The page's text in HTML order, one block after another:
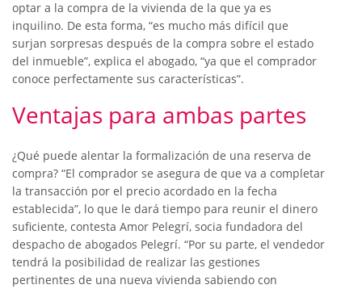
optar a la compra de la vivienda de la que ya es
inquilino. De esta forma, “es mucho más difícil que
surjan sorpresas después de la compra sobre el estado
del inmueble”, explica el abogado, “ya que el comprador
conoce perfectamente sus características”.
Ventajas para ambas partes
¿Qué puede alentar la formalización de una reserva de
compra? “El comprador se asegura de que va a completar
la transacción por el precio acordado en la fecha
establecida”, lo que le dará tiempo para reunir el dinero
suficiente, contesta Amor Pelegrí, socia fundadora del
despacho de abogados Pelegrí. “Por su parte, el vendedor
tendrá la posibilidad de realizar las gestiones
pertinentes de una nueva vivienda sabiendo con